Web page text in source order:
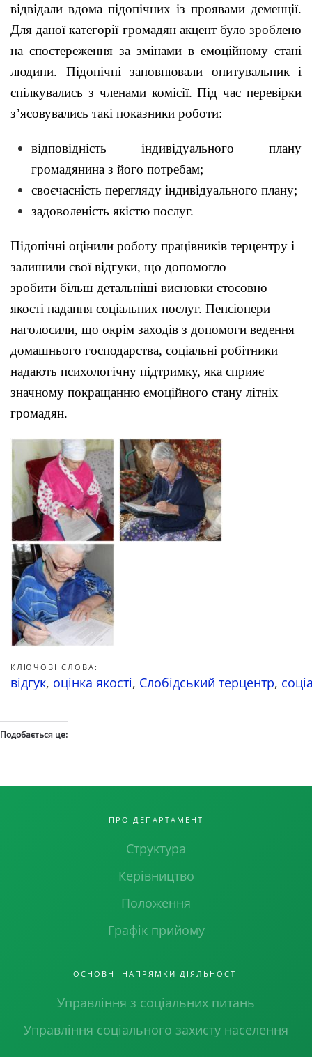
відвідали вдома підопічних із проявами деменції.
Для даної категорії громадян акцент було зроблено
на спостереження за змінами в емоційному стані
людини. Підопічні заповнювали опитувальник і
спілкувались з членами комісії. Під час перевірки
з’ясовувались такі показники роботи:
відповідність індивідуального плану
громадянина з його потребам;
своєчасність перегляду індивідуального плану;
задоволеність якістю послуг.
Підопічні оцінили роботу працівників терцентру і
залишили свої відгуки, що допомогло
зробити більш детальніші висновки стосовно
якості надання соціальних послуг. Пенсіонери
наголосили, що окрім заходів з допомоги ведення
домашнього господарства, соціальні робітники
надають психологічну підтримку, яка сприяє
значному покращанню емоційного стану літніх
громадян.
КЛЮЧОВІ СЛОВА:
відгук, оцінка якості, Слобідський терцентр,
Подобається це:
ПРО ДЕПАРТАМЕНТ
Структура
Керівництво
Положення
Графік прийому
ОСНОВНІ НАПРЯМКИ ДІЯЛЬНОСТІ
Управління з соціальних питань
Управління соціального захисту населення